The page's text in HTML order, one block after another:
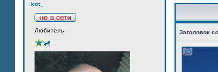
kot_
Любитель Заголовок